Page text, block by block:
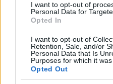
I want to opt-out of
Personal Data for
Opted In
I want to opt-out of
Retention, Sale, and/or
Personal Data that Is
Purposes for which it was
Opted Out
18η συνεχόμενη χρονιά για
δεικτών FTSE4Good